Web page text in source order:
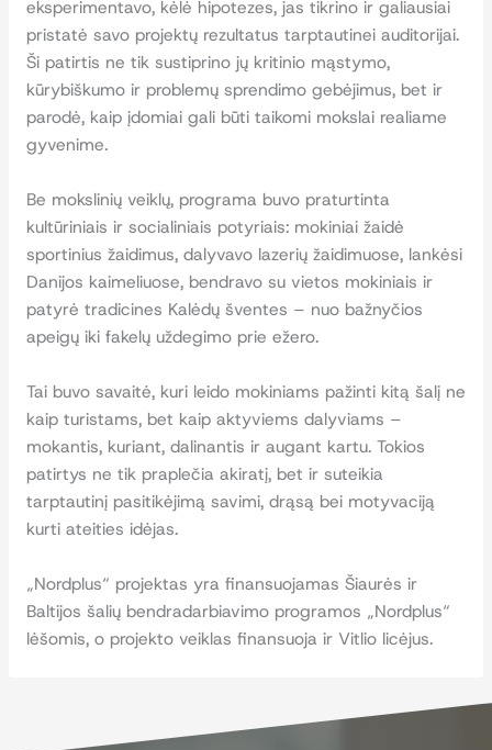
eksperimentavo, kėlė hipotezes, jas tikrino ir galiausiai
pristatė savo projektų rezultatus tarptautinei auditorijai.
Ši patirtis ne tik sustiprino jų kritinio mąstymo,
kūrybiškumo ir problemų sprendimo gebėjimus, bet ir
parodė, kaip įdomiai gali būti taikomi mokslai realiame
gyvenime.
Be mokslinių veiklų, programa buvo praturtinta
kultūriniais ir socialiniais potyriais: mokiniai žaidė
sportinius žaidimus, dalyvavo lazerių žaidimuose, lankėsi
Danijos kaimeliuose, bendravo su vietos mokiniais ir
patyrė tradicines Kalėdų šventes – nuo bažnyčios
apeigų iki fakelų uždegimo prie ežero.
Tai buvo savaitė, kuri leido mokiniams pažinti kitą šalį ne
kaip turistams, bet kaip aktyviems dalyviams –
mokantis, kuriant, dalinantis ir augant kartu. Tokios
patirtys ne tik praplečia akiratį, bet ir suteikia
tarptautinį pasitikėjimą savimi, drąsą bei motyvaciją
kurti ateities idėjas.
„Nordplus“ projektas yra finansuojamas Šiaurės ir
Baltijos šalių bendradarbiavimo programos „Nordplus“
lėšomis, o projekto veiklas finansuoja ir Vitlio licėjus.